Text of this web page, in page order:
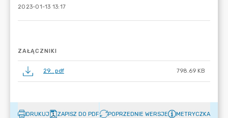
2023-01-13 13:17
ZAŁĄCZNIKI
29...pdf 798.69 KB
DRUKUJ ZAPISZ DO PDF POPRZEDNIE WERSJE METRYCZKA